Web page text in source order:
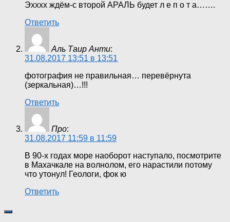
Эхххх ждём-с второй АРАЛЬ будет л е п о т а…….
Ответить
Аль Таир Анти:
31.08.2017 13:51 в 13:51
фотография не правильная… перевёрнута
(зеркальная)…!!!
Ответить
Про:
31.08.2017 11:59 в 11:59
В 90-х годах море наоборот наступало, посмотрите
в Махачкале на волнолом, его нарастили потому
что утонул! Геологи, фок ю
Ответить